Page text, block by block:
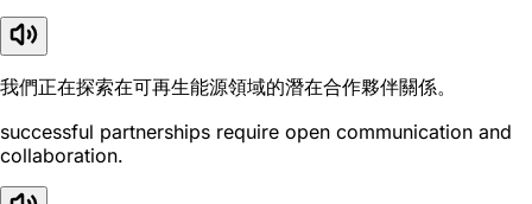
我們正在探索在可再生能源領域的潛在合作夥伴關係。
successful partnerships require open communication and
collaboration.